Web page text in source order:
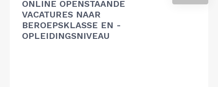
ONLINE OPENSTAANDE
VACATURES NAAR
BEROEPSKLASSE EN -
OPLEIDINGSNIVEAU